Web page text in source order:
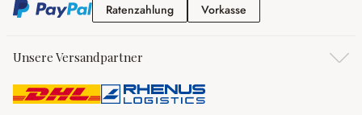
RatenzahlungRatenzahlung
Vorkasse
Unsere Versandpartner